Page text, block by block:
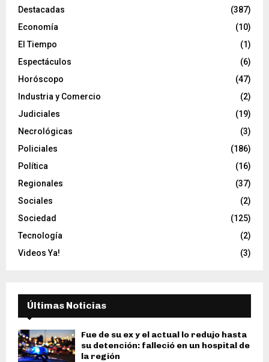
Destacadas
(387)
Economía
(10)
El Tiempo
(1)
Espectáculos
(6)
Horóscopo
(47)
Industria y Comercio
(2)
Judiciales
(19)
Necrológicas
(3)
Policiales
(186)
Política
(16)
Regionales
(37)
Sociales
(2)
Sociedad
(125)
Tecnología
(2)
Videos Ya!
(3)
Últimas Noticias
Fue de su ex y el actual lo redujo hasta
su detención: falleció en un hospital de
la región